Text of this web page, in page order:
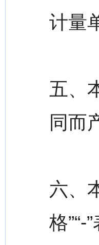
计量
五、
同而
六、
格”“-